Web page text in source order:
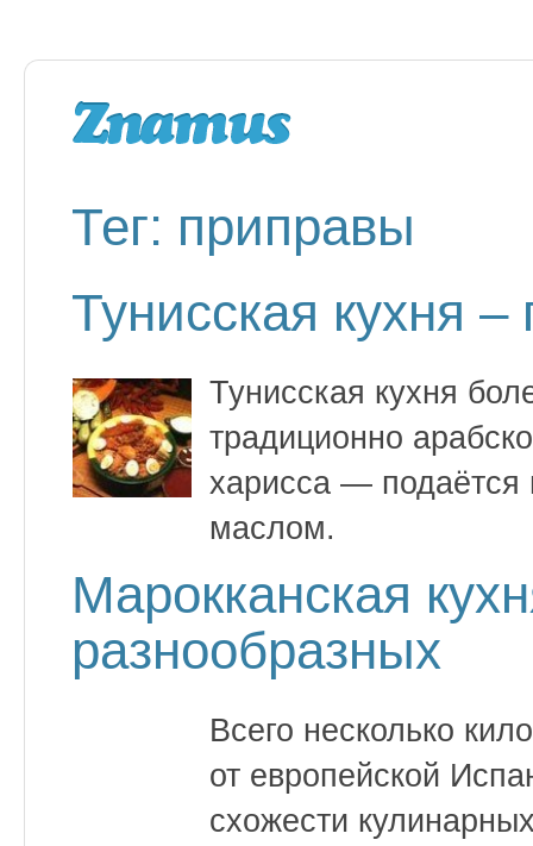
Тег: приправы
Тунисская кухня
Тунисская кухня
традиционно
харисса — подаётся
маслом.
Марокканская
разнообразных
Всего несколько
от европейской
схожести